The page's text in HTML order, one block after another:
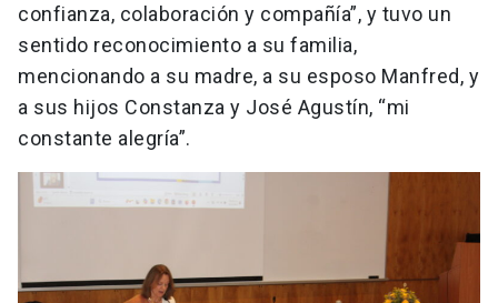
confianza, colaboración y compañía”, y tuvo un
sentido reconocimiento a su familia,
mencionando a su madre, a su esposo Manfred, y
a sus hijos Constanza y José Agustín, “mi
constante alegría”.